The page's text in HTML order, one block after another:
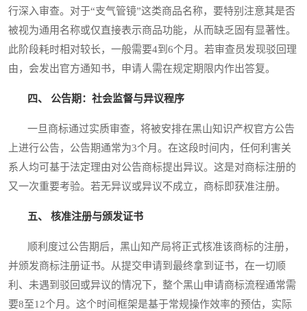
行深入审查。对于“支气管镜”这类商品名称，要特别注意其是否
被视为通用名称或仅直接表示商品功能，从而缺乏固有显著性。
此阶段耗时相对较长，一般需要4到6个月。若审查员发现驳回理
由，会发出官方通知书，申请人需在规定期限内作出答复。
四、 公告期：社会监督与异议程序
一旦商标通过实质审查，将被安排在黑山知识产权官方公告
上进行公告，公告期通常为3个月。在这段时间内，任何利害关
系人均可基于法定理由对公告商标提出异议。这是对商标注册的
又一次重要考验。若无异议或异议不成立，商标即获准注册。
五、 核准注册与颁发证书
顺利度过公告期后，黑山知产局将正式核准该商标的注册，
并颁发商标注册证书。从提交申请到最终拿到证书，在一切顺
利、未遇到驳回或异议的情况下，整个黑山申请商标流程通常需
要8至12个月。这个时间框架是基于常规操作效率的预估，实际